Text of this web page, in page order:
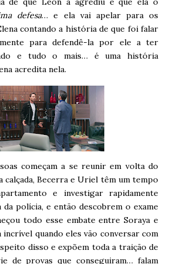
defesa… e ela vai apelar para os
contando a história de que foi falar
para defendê-la por ele a ter
e tudo o mais… é uma história
acredita nela.
começam a se reunir em volta do
calçada, Becerra e Uriel têm um tempo
e investigar rapidamente
da polícia, e então descobrem o exame
todo esse embate entre Soraya e
incrível quando eles vão conversar com
disso e expõem toda a traição de
de provas que conseguiram… falam